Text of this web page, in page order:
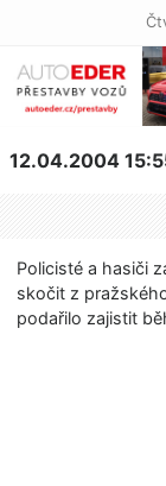
12.04.2004
Policisté a hasiči
skočit z
podařilo zajistit